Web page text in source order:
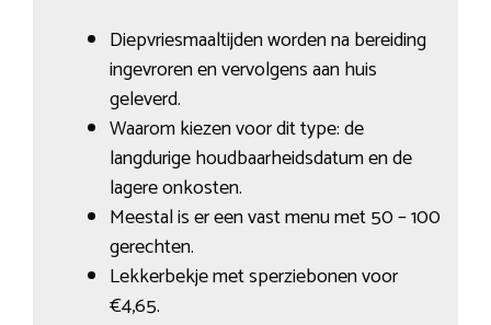
Diepvriesmaaltijden worden na bereiding
ingevroren en vervolgens aan huis
geleverd.
Waarom kiezen voor dit type: de
langdurige houdbaarheidsdatum en de
lagere onkosten.
Meestal is er een vast menu met 50 – 100
gerechten.
Lekkerbekje met sperziebonen voor
€4,65.